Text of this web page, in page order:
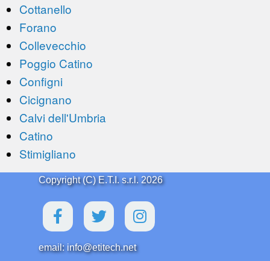
Cottanello
Forano
Collevecchio
Poggio Catino
Configni
Cicignano
Calvi dell'Umbria
Catino
Stimigliano
Copyright (C) E.T.I. s.r.l. 2026
email: info@etitech.net